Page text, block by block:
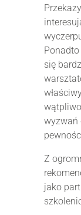
się
wyzwań
Z
jako